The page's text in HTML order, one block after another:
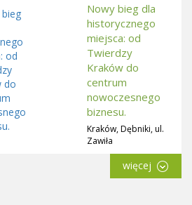
Nowy bieg dla
historycznego
miejsca: od
Twierdzy
Kraków do
centrum
nowoczesnego
biznesu.
Kraków, Dębniki, ul.
Zawiła
więcej